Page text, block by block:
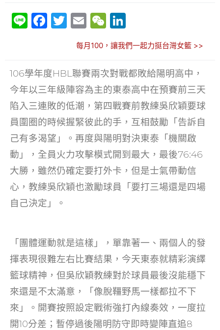
Li F
e
b
o
o
k
T
itt
er
E
ai
l
W
C
h
at
k
e
dI
n
每月100，讓我們一起力挺台灣女籃 >>
106學年度HBL聯賽兩次對戰都敗給陽明高中，
今年以三年級陣容為主的東泰高中在預賽前三天
陷入三連敗的低潮，第四戰賽前教練吳欣穎要球
員圍圈的時候握緊彼此的手，互相鼓勵「告訴自
己有多渴望」。再度與陽明對決東泰「機關啟
動」，全員火力攻擊模式開到最大，最後76:46
大勝，雖然仍確定要打外卡，但是士氣帶動信
心，教練吳欣穎也激勵球員「要打三場還是四場
自己決定」。
「團體運動就是這樣」，單靠著一、兩個人的發
揮表現很難左右比賽結果，今天東泰就精彩演繹
籃球精神，但吳欣穎教練對於球員最後沒能穩下
來還是不太滿意，「像脫韁野馬一樣都拉不下
來」。開賽按照設定戰術強打內線奏效，一度拉
開10分差；暫停過後陽明防守即時變陣直追8